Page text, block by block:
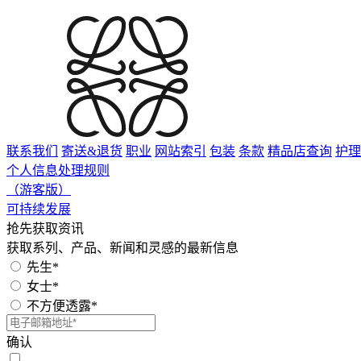
联系我们 寄送&退货 职业 网站索引 包装 条款 精品店查询 护
个人信息处理规则
（游客版）
可持续发展
抢先获取资讯
获取系列、产品、新闻和灵感的最新信息
先生*
女士*
不方便透露*
确认